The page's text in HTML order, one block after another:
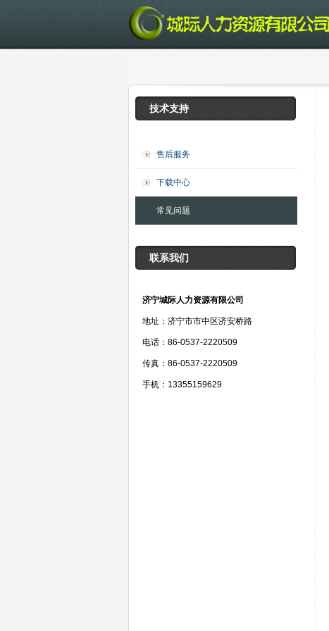
技术支持
售后服务
下载中心
常见问题
联系我们
济宁城际人力资源有限公司
地址：济宁市市中区济安桥路
电话：86-0537-2220509
传真：86-0537-2220509
手机：13355159629